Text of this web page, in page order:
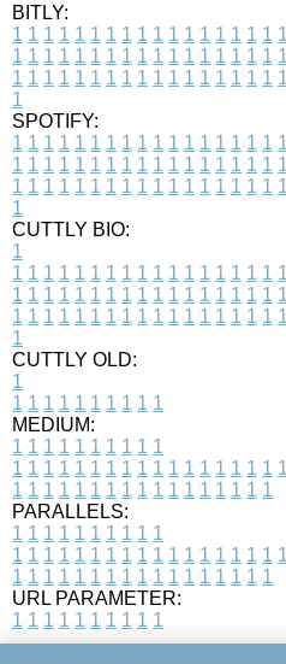
BITLY:
1 1 1 1 1 1 1 1 1 1 1 1 1 1 1 1 1 1
1 1 1 1 1 1 1 1 1 1 1 1 1 1 1 1 1 1
1 1 1 1 1 1 1 1 1 1 1 1 1 1 1 1 1 1
1
SPOTIFY:
1 1 1 1 1 1 1 1 1 1 1 1 1 1 1 1 1 1
1 1 1 1 1 1 1 1 1 1 1 1 1 1 1 1 1 1
1 1 1 1 1 1 1 1 1 1 1 1 1 1 1 1 1 1
1
CUTTLY BIO:
1
1 1 1 1 1 1 1 1 1 1 1 1 1 1 1 1 1 1
1 1 1 1 1 1 1 1 1 1 1 1 1 1 1 1 1 1
1 1 1 1 1 1 1 1 1 1 1 1 1 1 1 1 1 1
1
CUTTLY OLD:
1
1 1 1 1 1 1 1 1 1 1
MEDIUM:
1 1 1 1 1 1 1 1 1 1
1 1 1 1 1 1 1 1 1 1 1 1 1 1 1 1 1 1
1 1 1 1 1 1 1 1 1 1 1 1 1 1 1 1 1
PARALLELS:
1 1 1 1 1 1 1 1 1 1
1 1 1 1 1 1 1 1 1 1 1 1 1 1 1 1 1 1
1 1 1 1 1 1 1 1 1 1 1 1 1 1 1 1 1
URL PARAMETER:
1 1 1 1 1 1 1 1 1 1